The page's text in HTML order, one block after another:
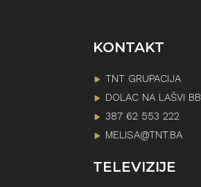
KONTAKT
TNT GRUPACIJA
DOLAC NA LAŠVI BB
387 62 553 222
MELISA@TNT.BA
TELEVIZIJE